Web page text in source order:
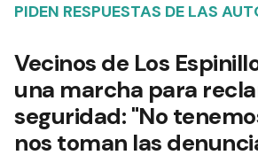
PIDEN RESPUESTAS DE LAS
Vecinos de Los
una marcha para
seguridad: "No
nos toman las